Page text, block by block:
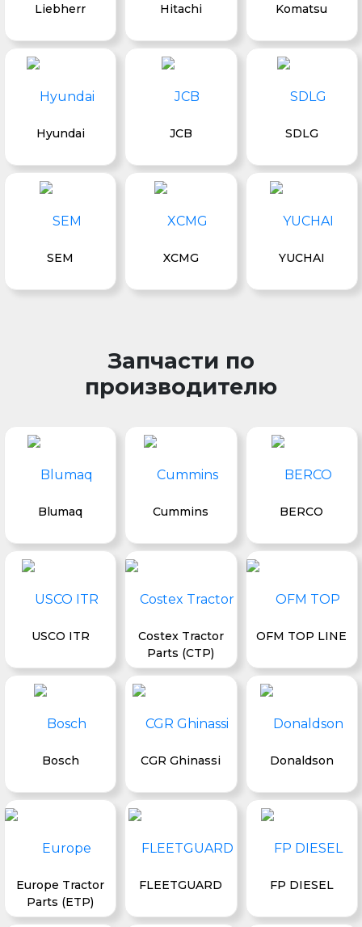
Liebherr Hitachi Komatsu
Hyundai JCB SDLG
SEM XCMG YUCHAI
Запчасти по
производителю
Blumaq Cummins BERCO
USCO ITR
Costex Tractor
Parts (CTP)
OFM TOP LINE
Bosch CGR Ghinassi Donaldson
Europe Tractor
Parts (ETP)
FLEETGUARD FP DIESEL